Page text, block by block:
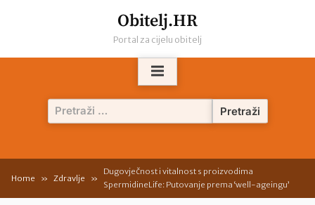
Obitelj.HR
Portal za cijelu obitelj
Pretraži:
Home Zdravlje
Dugovječnost i vitalnost s proizvodima
SpermidineLife: Putovanje prema ‘well-ageingu’